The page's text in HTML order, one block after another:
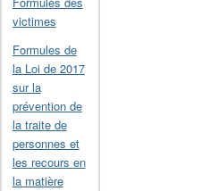
victimes
Formules de
la Loi de 2017
sur la
prévention de
la traite de
personnes et
les recours en
la matière